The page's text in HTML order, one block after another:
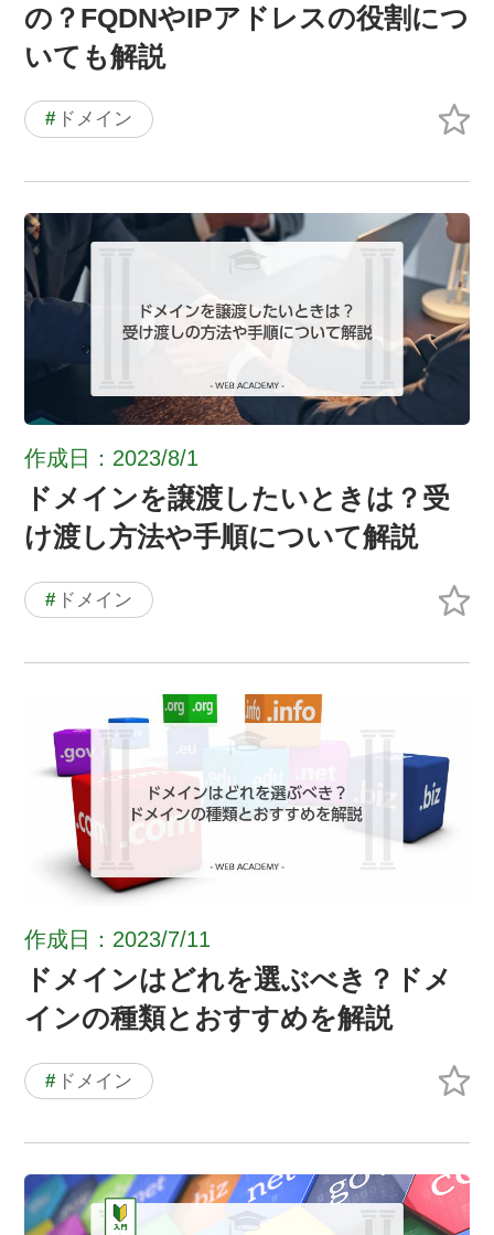
の？FQDNやIPアドレスの役割につ
いても解説
# ドメイン
作成日：2023/8/1
ドメインを譲渡したいときは？受
け渡し方法や手順について解説
# ドメイン
作成日：2023/7/11
ドメインはどれを選ぶべき？ドメ
インの種類とおすすめを解説
# ドメイン